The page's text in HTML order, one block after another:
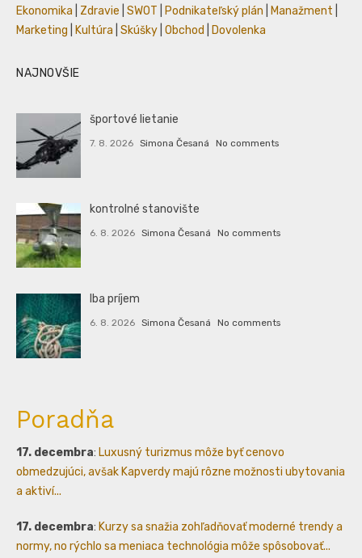
Ekonomika
Zdravie SWOT Podnikateľský plán Manažment
Marketing
Kultúra Skúšky Obchod Dovolenka
NAJNOVŠIE
športové lietanie
7. 8. 2026 Simona Česaná No comments
kontrolné stanovište
6. 8. 2026 Simona Česaná No comments
Iba príjem
6. 8. 2026 Simona Česaná No comments
Poradňa
17. decembra: Luxusný turizmus môže byť cenovo
obmedzujúci, avšak Kapverdy majú rôzne možnosti ubytovania
a aktiví...
17. decembra: Kurzy sa snažia zohľadňovať moderné trendy a
normy, no rýchlo sa meniaca technológia môže spôsobovať...